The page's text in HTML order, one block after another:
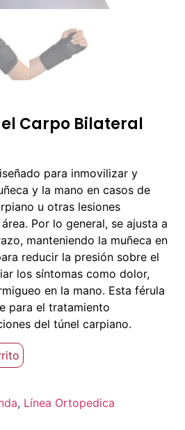
Carpo Bilateral
para inmovilizar y
y la mano en casos de
u otras lesiones
Por lo general, se ajusta a
manteniendo la muñeca en
reducir la presión sobre el
los síntomas como dolor,
en la mano. Esta férula
para el tratamiento
del túnel carpiano.
, Línea Ortopedica